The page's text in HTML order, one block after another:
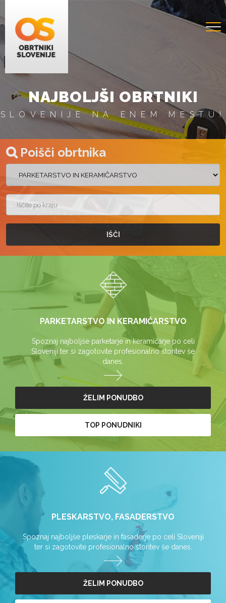
NAJBOLJŠI OBRTNIKI
SLOVENIJE NA ENEM MESTU!
Poišči obrtnika
PARKETARSTVO IN KERAMIČARSTVO
Spoznaj najboljše parketarje in keramičarje po celi
Sloveniji ter si zagotovite profesionalno storitev še
danes.
ŽELIM PONUDBO
TOP PONUDNIKI
PLESKARSTVO, FASADERSTVO
Spoznaj najboljše pleskarje in fasaderje po celi Sloveniji
ter si zagotovite profesionalno storitev še danes.
ŽELIM PONUDBO